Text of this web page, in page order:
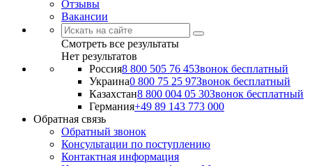
Отзывы
Вакансии
Смотреть все результаты
Нет результатов
Россия8 800 505 76 45Звонок бесплатный
Украина0 800 75 25 97Звонок бесплатный
Казахстан8 800 004 05 30Звонок бесплатный
Германия+49 89 143 773 000
Обратная связь
Обратный звонок
Консультации по поступлению
Контактная информация